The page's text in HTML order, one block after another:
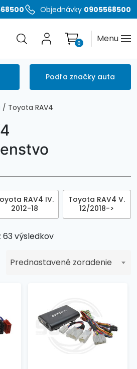
Objednávky 0905568500
Menu
0
Podľa značky auta
/ Toyota RAV4
RAV4 IV.
2012-18
Toyota RAV4 V.
12/2018->
63 výsledkov
Prednastavené zoradenie